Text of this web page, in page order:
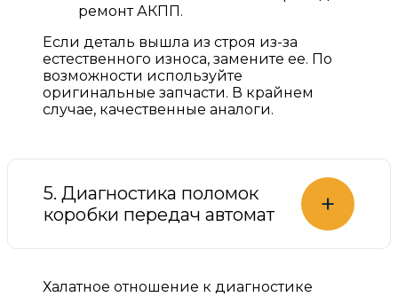
ремонт АКПП.
Если деталь вышла из строя из-за
естественного износа, замените ее. По
возможности используйте
оригинальные запчасти. В крайнем
случае, качественные аналоги.
5. Диагностика поломок
коробки передач автомат
+
Халатное отношение к диагностике